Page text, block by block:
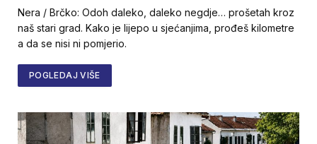
Nera / Brčko: Odoh daleko, daleko negdje… prošetah kroz
naš stari grad. Kako je lijepo u sjećanjima, prođeš kilometre
a da se nisi ni pomjerio.
POGLEDAJ VIŠE